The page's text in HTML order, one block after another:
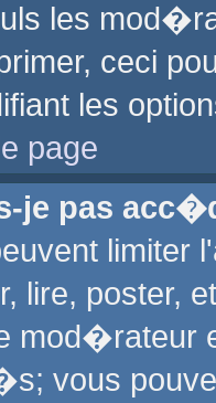
les
ceci
les
page
je pas
lire, poster,
mod�rateur
vous